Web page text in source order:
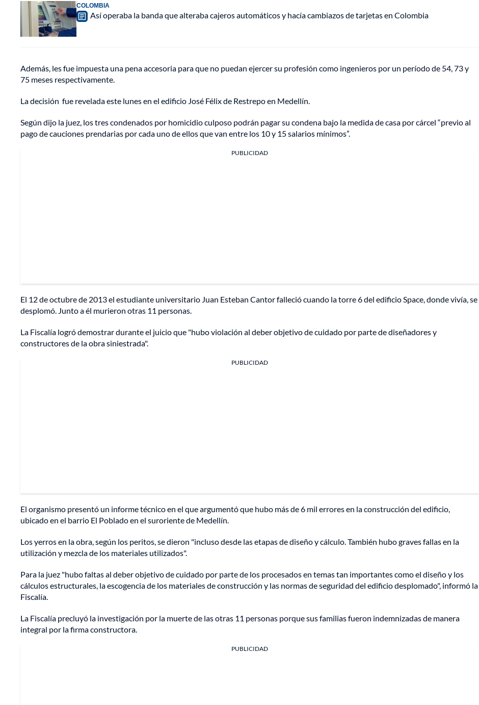
COLOMBIA
Así operaba la banda que alteraba cajeros automáticos y hacía cambiazos de tarjetas en Colombia
Además, les fue impuesta una pena accesoria para que no puedan ejercer su profesión como ingenieros por un período de 54, 73 y
75 meses respectivamente.
La decisión fue revelada este lunes en el edificio José Félix de Restrepo en Medellín.
Según dijo la juez, los tres condenados por homicidio culposo podrán pagar su condena bajo la medida de casa por cárcel “previo al
pago de cauciones prendarias por cada uno de ellos que van entre los 10 y 15 salarios mínimos”.
PUBLICIDAD
El 12 de octubre de 2013 el estudiante universitario Juan Esteban Cantor falleció cuando la torre 6 del edificio Space, donde vivía, se
desplomó. Junto a él murieron otras 11 personas.
La Fiscalía logró demostrar durante el juicio que "hubo violación al deber objetivo de cuidado por parte de diseñadores y
constructores de la obra siniestrada".
PUBLICIDAD
El organismo presentó un informe técnico en el que argumentó que hubo más de 6 mil errores en la construcción del edificio,
ubicado en el barrio El Poblado en el suroriente de Medellín.
Los yerros en la obra, según los peritos, se dieron "incluso desde las etapas de diseño y cálculo. También hubo graves fallas en la
utilización y mezcla de los materiales utilizados".
Para la juez "hubo faltas al deber objetivo de cuidado por parte de los procesados en temas tan importantes como el diseño y los
cálculos estructurales, la escogencia de los materiales de construcción y las normas de seguridad del edificio desplomado", informó la
Fiscalía.
La Fiscalía precluyó la investigación por la muerte de las otras 11 personas porque sus familias fueron indemnizadas de manera
integral por la firma constructora.
PUBLICIDAD